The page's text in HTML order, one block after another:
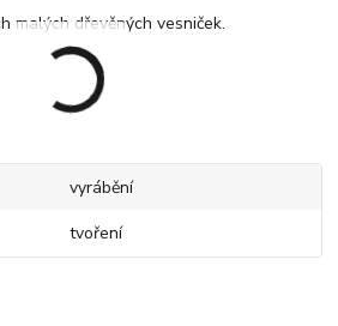
malých dřevěných vesniček.
vyrábění
tvoření